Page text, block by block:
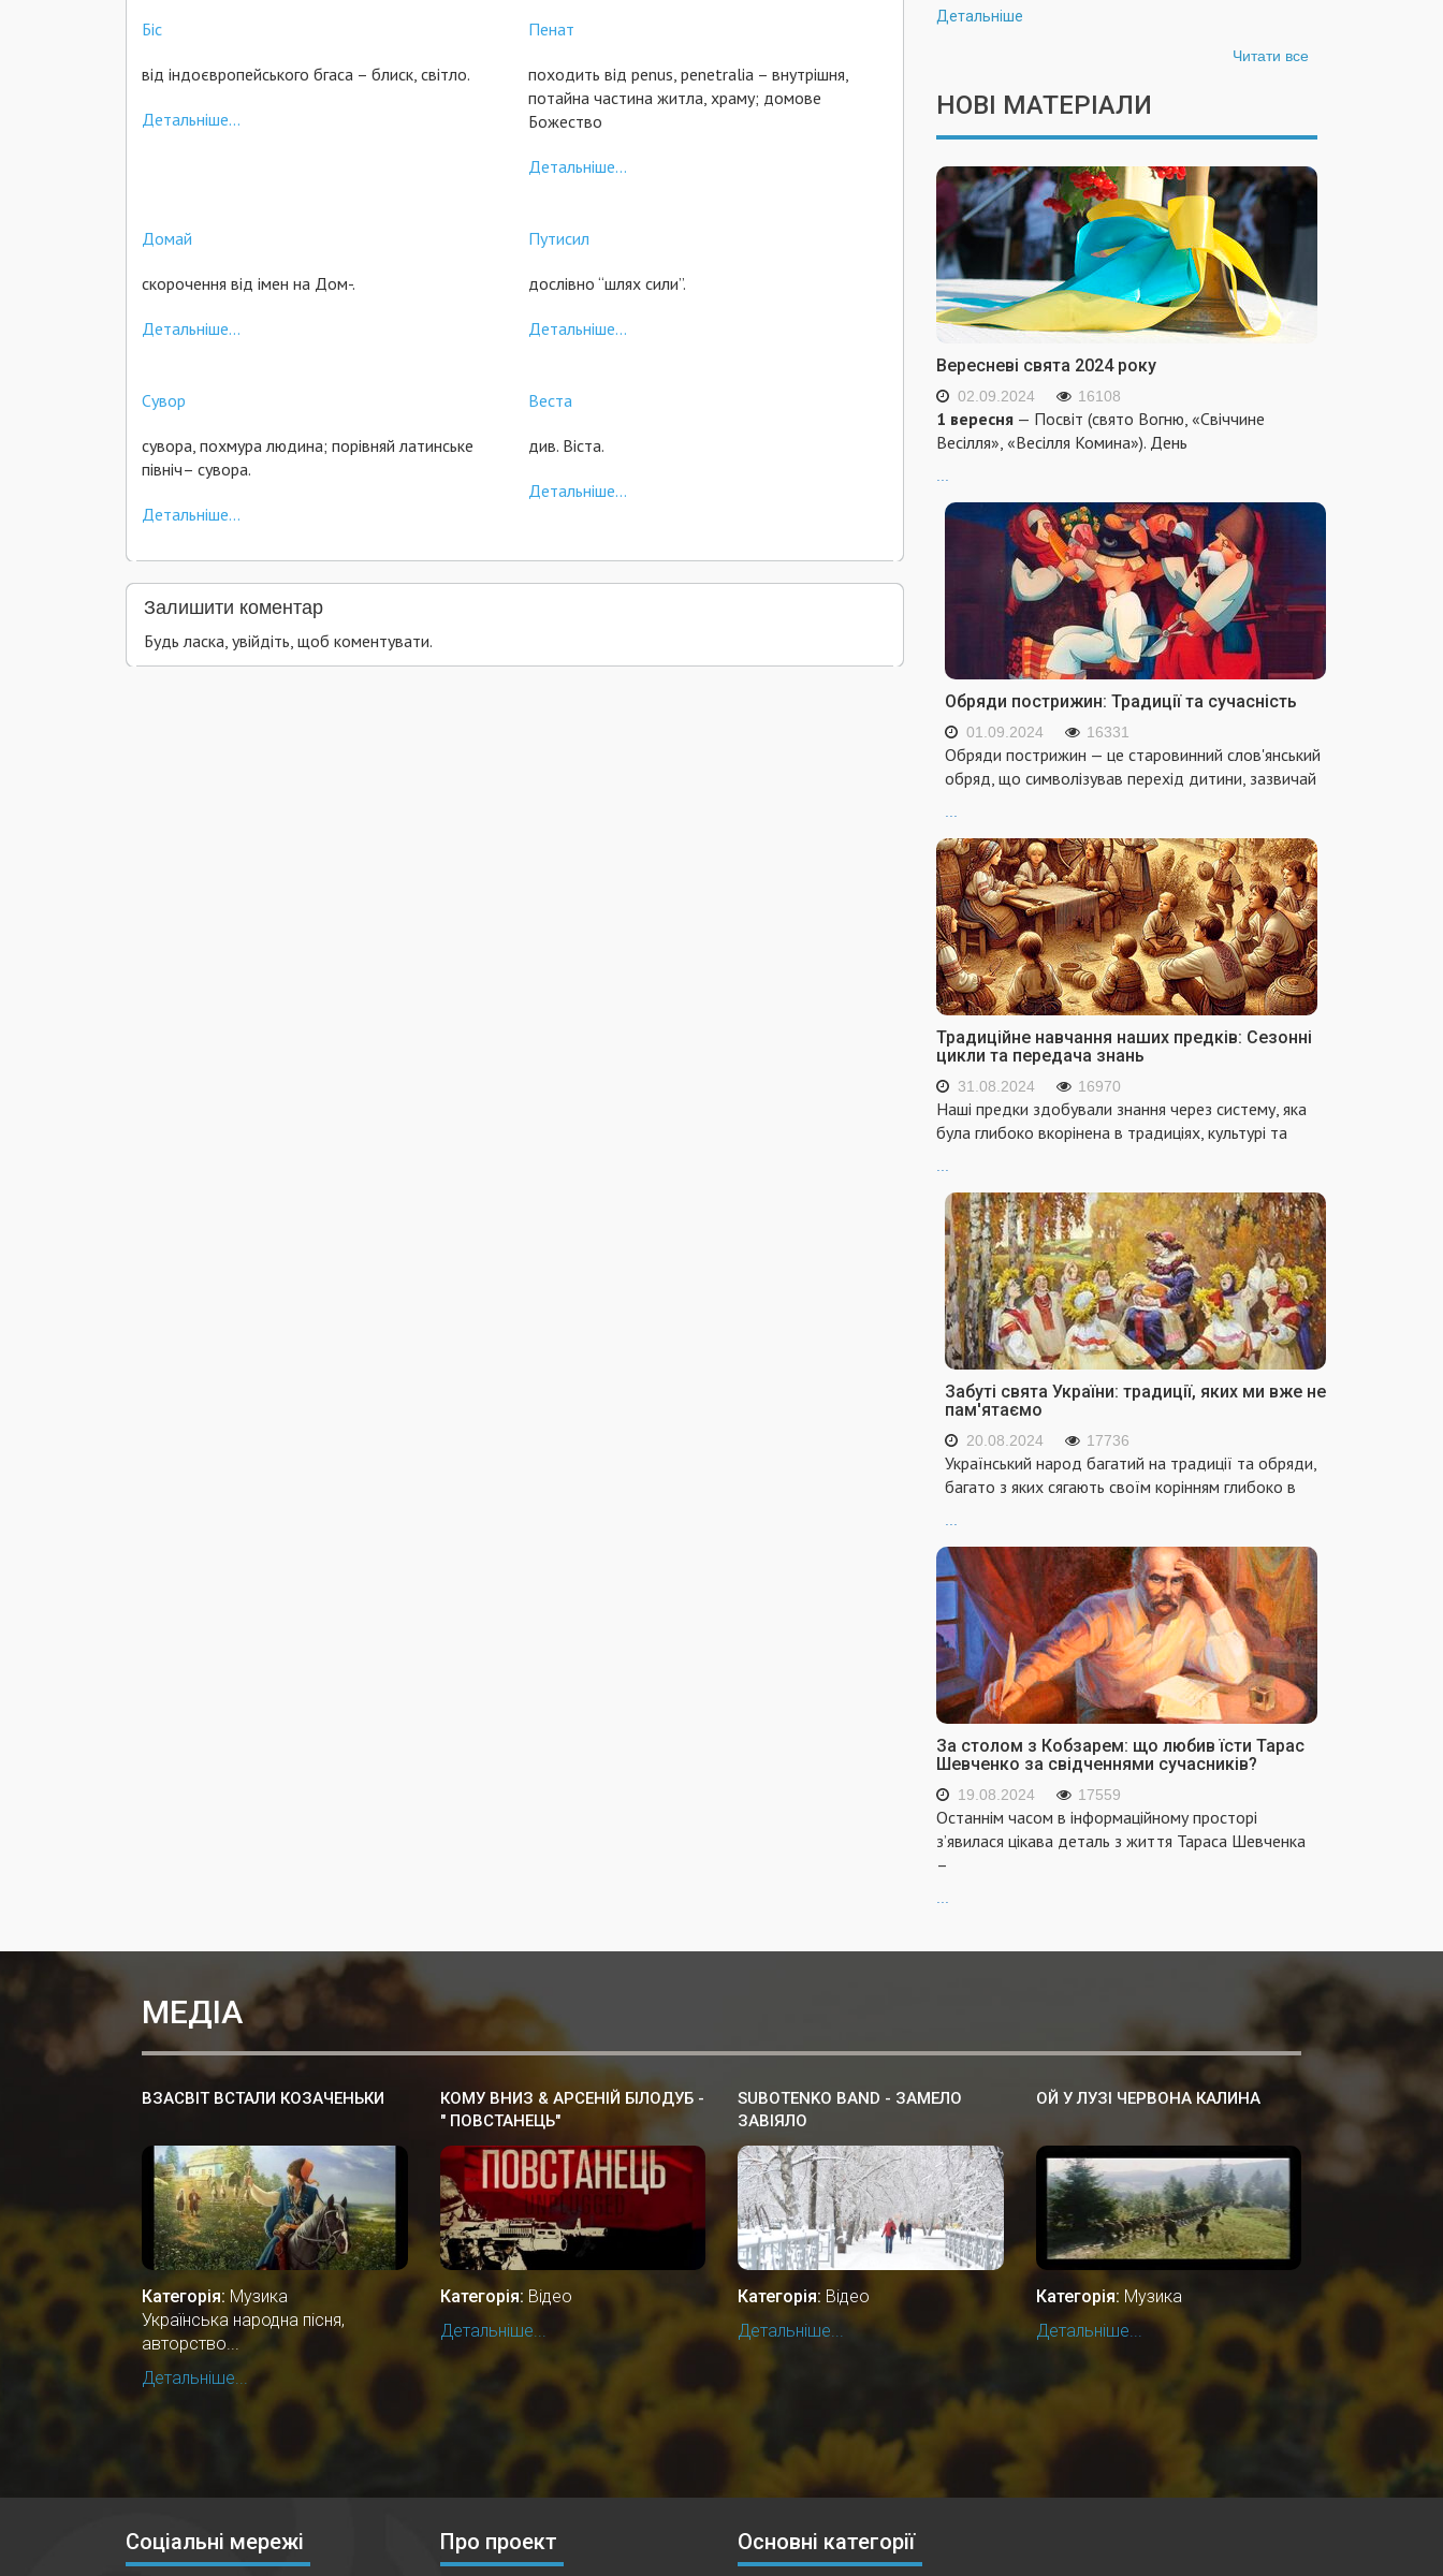
Біс
від індоєвропейського бгаса – блиск, світло.
Детальніше...
Пенат
походить від penus, penetralia – внутрішня,
потайна частина житла, храму; домове
Божество
Детальніше...
Домай
скорочення від імен на Дом-.
Детальніше...
Путисил
дослівно “шлях сили”.
Детальніше...
Сувор
сувора, похмура людина; порівняй латинське
північ– сувора.
Детальніше...
Веста
див. Віста.
Детальніше...
Залишити коментар
Будь ласка, увійдіть, щоб коментувати.
Детальніше
Читати все
НОВІ МАТЕРІАЛИ
Вересневі свята 2024 року
02.09.2024 16108
1 вересня — Посвіт (свято Вогню, «Свіччине
Весілля», «Весілля Комина»). День
...
Обряди пострижин: Традиції та сучасність
01.09.2024 16331
Обряди пострижин — це старовинний слов'янський
обряд, що символізував перехід дитини, зазвичай
...
Традиційне навчання наших предків: Сезонні
цикли та передача знань
31.08.2024 16970
Наші предки здобували знання через систему, яка
була глибоко вкорінена в традиціях, культурі та
...
Забуті свята України: традиції, яких ми вже не
пам'ятаємо
20.08.2024 17736
Український народ багатий на традиції та обряди,
багато з яких сягають своїм корінням глибоко в
...
За столом з Кобзарем: що любив їсти Тарас
Шевченко за свідченнями сучасників?
19.08.2024 17559
Останнім часом в інформаційному просторі
з’явилася цікава деталь з життя Тараса Шевченка
–
...
МЕДІА
ВЗАСВІТ ВСТАЛИ КОЗАЧЕНЬКИ
Категорія: Музика
Українська народна пісня,
авторство...
Детальніше...
КОМУ ВНИЗ & АРСЕНІЙ БІЛОДУБ -
" ПОВСТАНЕЦЬ"
Категорія: Відео
Детальніше...
SUBOTENKO BAND - ЗАМЕЛО
ЗАВІЯЛО
Категорія: Відео
Детальніше...
ОЙ У ЛУЗІ ЧЕРВОНА КАЛИНА
Категорія: Музика
Детальніше...
Соціальні мережі Про проект Основні категорії